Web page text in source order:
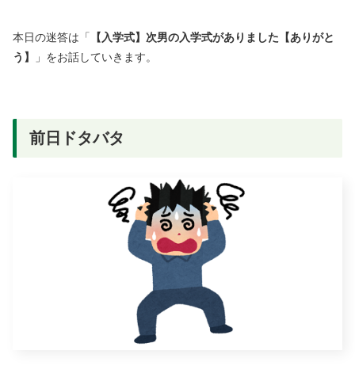
本日の迷答は「
【入学式】次男の入学式がありました【ありがと
う】
」をお話していきます。
前日ドタバタ